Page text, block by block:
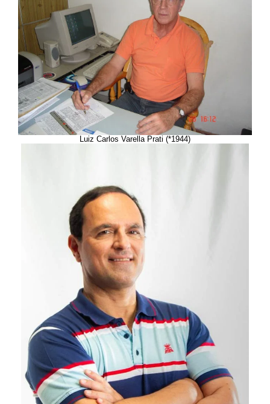
Luiz Carlos Varella Prati (*1944)